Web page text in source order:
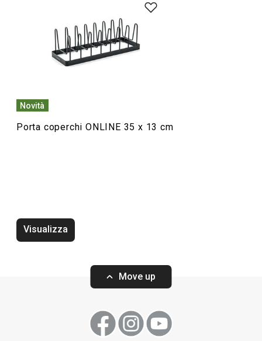
Organizzazione e pulizia
Preparazione degli alimenti
Novità
Porta coperchi ONLINE 35 x 13 cm
Visualizza
Move up